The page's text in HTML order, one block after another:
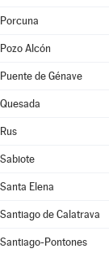
Porcuna
Pozo Alcón
Puente de Génave
Quesada
Rus
Sabiote
Santa Elena
Santiago de Calatrava
Santiago-Pontones